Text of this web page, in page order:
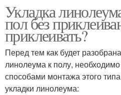
Укладка
пол без
приклеивать?
Перед тем как будет
линолеума к полу,
способами монтажа этого
укладки линолеума: